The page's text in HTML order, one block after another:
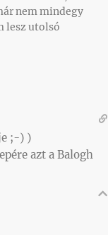
nem mindegy
lesz utolsó
;-) )
azt a Balogh